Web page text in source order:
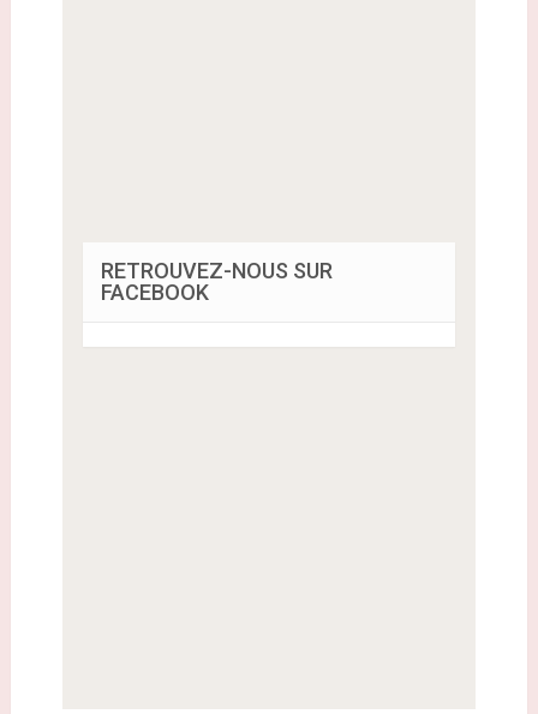
RETROUVEZ-NOUS SUR
FACEBOOK